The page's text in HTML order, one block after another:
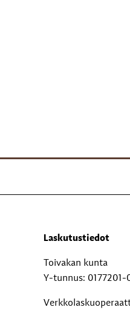
Laskutustiedot
Toivakan kunta
Y-tunnus: 0177201-